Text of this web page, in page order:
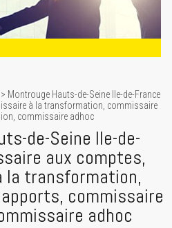
> Montrouge Hauts-de-Seine Ile-de-France
à la transformation, commissaire
commissaire adhoc
de-Seine Ile-de-
aux comptes,
la transformation,
commissaire
adhoc